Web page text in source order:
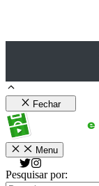
Fechar
Menu
Pesquisar por: